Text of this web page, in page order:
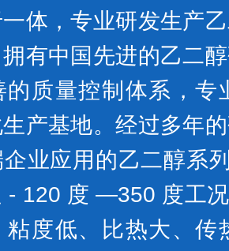
体，专业研发生产
有中国先进的乙二
的质量控制体系，
产基地。经过多年
业应用的乙二醇系
- 120 度 —350 度工
粘度低、比热大、传